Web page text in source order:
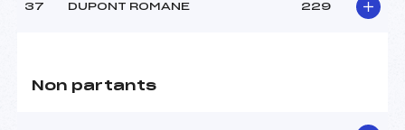
37 DUPONT ROMANE 229
Non partants